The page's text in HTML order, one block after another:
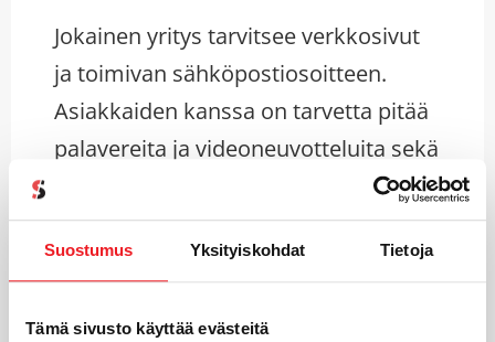
Suostumus Yksityiskohdat Tietoja
Tämä sivusto käyttää evästeitä
Jokainen yritys tarvitsee verkkosivut
ja toimivan sähköpostiosoitteen.
Asiakkaiden kanssa on tarvetta pitää
palavereita ja videoneuvotteluita sekä
Tarjoamme pysyvästi ilmaisia
ohjelmistoja liiketoimintasi avuksi
joilla pystyt hoitamaan